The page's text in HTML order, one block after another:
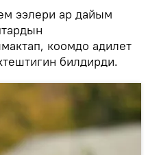
ээлери ар дайым
коомдо адилет
билдирди.